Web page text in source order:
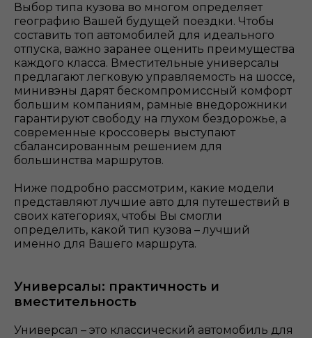
Выбор типа кузова во многом определяет
географию Вашей будущей поездки. Чтобы
составить топ автомобилей для идеального
отпуска, важно заранее оценить преимущества
каждого класса. Вместительные универсалы
предлагают легковую управляемость на шоссе,
минивэны дарят бескомпромиссный комфорт
большим компаниям, рамные внедорожники
гарантируют свободу на глухом бездорожье, а
современные кроссоверы выступают
сбалансированным решением для
большинства маршрутов.
Ниже подробно рассмотрим, какие модели
представляют лучшие авто для путешествий в
своих категориях, чтобы Вы смогли
определить, какой тип кузова – лучший
именно для Вашего маршрута.
Универсалы: практичность и
вместительность
Универсал – это классический автомобиль для